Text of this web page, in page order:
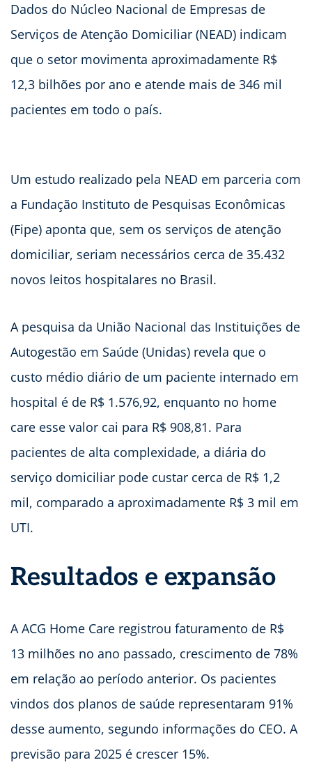
Dados do Núcleo Nacional de Empresas de
Serviços de Atenção Domiciliar (NEAD) indicam
que o setor movimenta aproximadamente R$
12,3 bilhões por ano e atende mais de 346 mil
pacientes em todo o país.
Um estudo realizado pela NEAD em parceria com
a Fundação Instituto de Pesquisas Econômicas
(Fipe) aponta que, sem os serviços de atenção
domiciliar, seriam necessários cerca de 35.432
novos leitos hospitalares no Brasil.
A pesquisa da União Nacional das Instituições de
Autogestão em Saúde (Unidas) revela que o
custo médio diário de um paciente internado em
hospital é de R$ 1.576,92, enquanto no home
care esse valor cai para R$ 908,81. Para
pacientes de alta complexidade, a diária do
serviço domiciliar pode custar cerca de R$ 1,2
mil, comparado a aproximadamente R$ 3 mil em
UTI.
Resultados e expansão
A ACG Home Care registrou faturamento de R$
13 milhões no ano passado, crescimento de 78%
em relação ao período anterior. Os pacientes
vindos dos planos de saúde representaram 91%
desse aumento, segundo informações do CEO. A
previsão para 2025 é crescer 15%.